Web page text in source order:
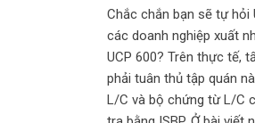
Chắc chắn bạn sẽ tự hỏi
các doanh nghiệp xuất
UCP 600? Trên thực tế,
phải tuân thủ tập quán
L/C và bộ chứng từ L/C